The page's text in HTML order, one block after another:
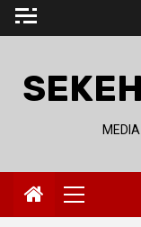
Skip
Primary
Menu